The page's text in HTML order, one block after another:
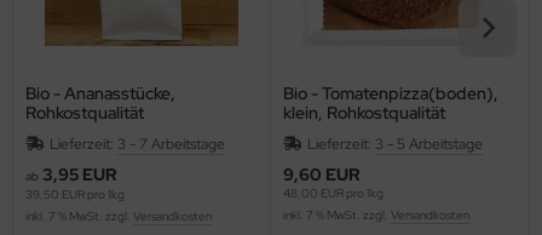
Bio - Ananasstücke,
Rohkostqualität
Lieferzeit: 3 - 7 Arbeitstage
ab 3,95 EUR
39,50 EUR pro 1kg
inkl. 7 % MwSt. zzgl. Versandkosten
Bio - Tomatenpizza(boden),
klein, Rohkostqualität
Lieferzeit: 3 - 5 Arbeitstage
9,60 EUR
48,00 EUR pro 1kg
inkl. 7 % MwSt. zzgl. Versandkosten